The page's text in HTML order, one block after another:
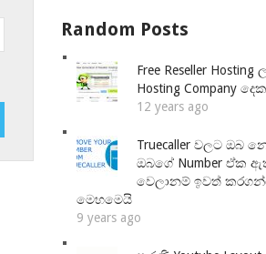
Random Posts
Free Reseller Hosting
Hosting Company
12 years ago
Truecaller වලට ඔබ
ඔබගේ Number ඒක
වෙලානම් ඉවත්
මෙහමෙයි
9 years ago